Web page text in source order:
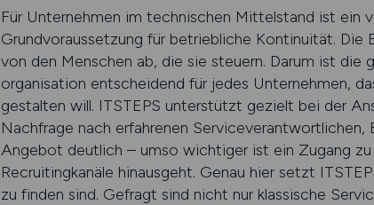
Für Unternehmen im technischen Mittelstand ist ein
Grund­voraus­setzung für betriebliche Kontinuität.
von den Menschen ab, die sie steuern. Darum ist
organisation entscheidend für jedes Unternehmen,
gestalten will. ITSTEPS unterstützt gezielt bei der
Nachfrage nach erfahrenen
Angebot deutlich – umso wichtiger ist ein Zugang
Recruitingkanäle hinausgeht. Genau hier setzt
zu finden sind. Gefragt sind nicht nur klassische